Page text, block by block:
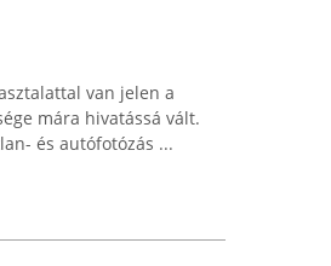
van jelen a
mára hivatássá vált.
és autófotózás ...